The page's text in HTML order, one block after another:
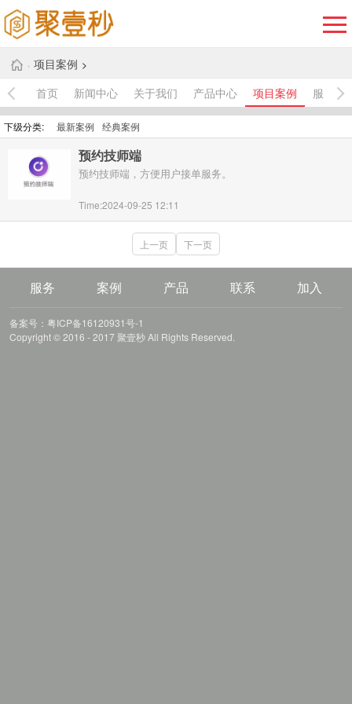
› 项目案例 >
首页 新闻中心 关于我们 产品中心 项目案例 服务中
下级分类: 最新案例 经典案例
预约技师端
预约技师端，方便用户接单服务。
Time:2024-09-25 12:11
上一页 下一页
服务 案例 产品 联系 加入
备案号：粤ICP备16120931号-1
Copyright © 2016 - 2017 聚壹秒 All Rights Reserved.